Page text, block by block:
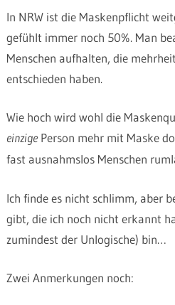
In NRW ist die Maskenpflicht
gefühlt immer noch 50%. Man
Menschen aufhalten, die
entschieden haben.
Wie hoch wird wohl die
einzigePerson mehr mit Maske
fast ausnahmslos Menschen
Ich finde es nicht schlimm, aber
gibt, die ich noch nicht erkannt
zumindest der Unlogische) bin…
Zwei Anmerkungen noch: